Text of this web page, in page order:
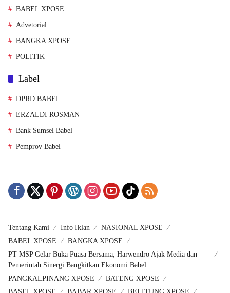
BABEL XPOSE
Advetorial
BANGKA XPOSE
POLITIK
Label
DPRD BABEL
ERZALDI ROSMAN
Bank Sumsel Babel
Pemprov Babel
Tentang Kami Info Iklan
NASIONAL XPOSE
BABEL XPOSE
BANGKA XPOSE
PT MSP Gelar Buka Puasa Bersama, Harwendro Ajak Media dan
Pemerintah Sinergi Bangkitkan Ekonomi Babel
PANGKALPINANG XPOSE
BATENG XPOSE